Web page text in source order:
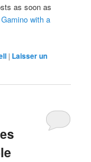
as soon as
with a
| Laisser un